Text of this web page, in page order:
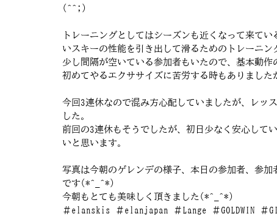
(^^;)
トレーニングとしてはシーズンも近くなって来て
いスキーの性能を引き出して滑るためのトレーニン
少し間隔が空いている参加者もいたので、基本動
初めてやるエクササイズに苦労する時もありまし
今回3連休なので混み方心配していましたが、レッ
した。
前回の3連休もそうでしたが、初日少なく安心して
いと思います。
写真は今朝のゲレンデの様子、本日の参加者、参
です(*^_^*)
今朝もとても美味しく頂きました(*^_^*)
＃elanskis ＃elanjapan ＃Lange ＃GOLDWIN ＃